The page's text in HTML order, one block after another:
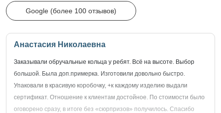
Google (более 100 отзывов)
Анастасия Николаевна
Заказывали обручальные кольца у ребят. Всё на высоте. Выбор
большой. Была доп.примерка. Изготовили довольно быстро.
Упаковали в красивую коробочку, +к каждому изделию выдали
сертификат. Отношение к клиентам достойное. По стоимости было
оговорено сразу, в итоге без «сюрпризов» получилось. Спасибо